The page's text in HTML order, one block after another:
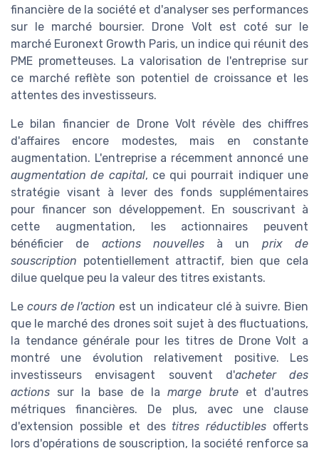
financière de la société et d'analyser ses performances
sur le marché boursier. Drone Volt est coté sur le
marché Euronext Growth Paris, un indice qui réunit des
PME prometteuses. La valorisation de l'entreprise sur
ce marché reflète son potentiel de croissance et les
attentes des investisseurs.
Le bilan financier de Drone Volt révèle des chiffres
d'affaires encore modestes, mais en constante
augmentation. L'entreprise a récemment annoncé une
augmentation de capital, ce qui pourrait indiquer une
stratégie visant à lever des fonds supplémentaires
pour financer son développement. En souscrivant à
cette augmentation, les actionnaires peuvent
bénéficier de actions nouvellesà un prix de
souscription potentiellement attractif, bien que cela
dilue quelque peu la valeur des titres existants.
Le cours de l'action est un indicateur clé à suivre. Bien
que le marché des drones soit sujet à des fluctuations,
la tendance générale pour les titres de Drone Volt a
montré une évolution relativement positive. Les
investisseurs envisagent souvent d'acheter des
actions sur la base de lamarge bruteet d'autres
métriques financières. De plus, avec une clause
d'extension possible et des titres réductibles offerts
lors d'opérations de souscription, la société renforce sa